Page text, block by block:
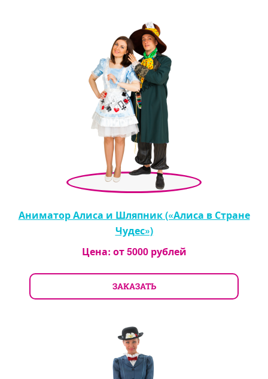
Аниматор Алиса и Шляпник («Алиса в Стране
Чудес»)
Цена: от5000рублей
ЗАКАЗАТЬ